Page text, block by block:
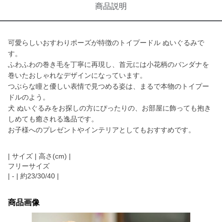
商品説明
可愛らしいおすわりポーズが特徴のトイプードル ぬいぐるみで
す。
ふわふわの巻き毛を丁寧に再現し、首元には小花柄のバンダナを
巻いたおしゃれなデザインになっています。
つぶらな瞳と優しい表情で見つめる姿は、まるで本物のトイプー
ドルのよう。
犬 ぬいぐるみをお探しの方にぴったりの、お部屋に飾っても抱き
しめても癒される逸品です。
お子様へのプレゼントやインテリアとしてもおすすめです。
| サイズ | 高さ(cm) |
フリーサイズ
| - | 約23/30/40 |
商品画像